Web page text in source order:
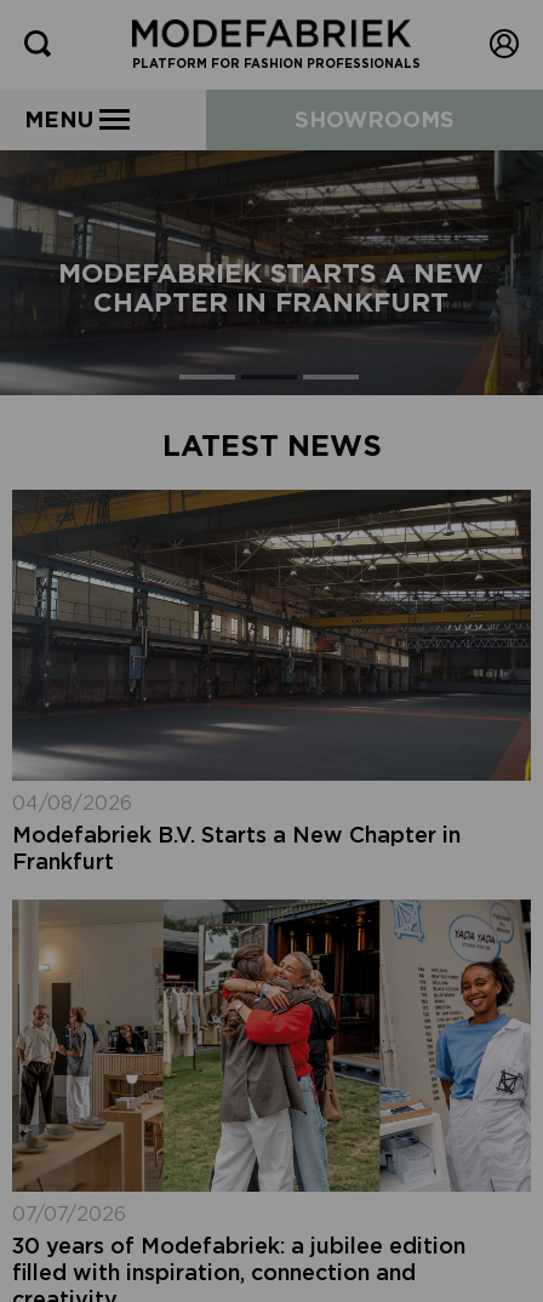
PLATFORM FOR FASHION PROFESSIONALS
MENU SHOWROOMS
MODEFABRIEK STARTS A NEW
CHAPTER IN FRANKFURT
LATEST NEWS
04/08/2026
Modefabriek B.V. Starts a New Chapter in
Frankfurt
07/07/2026
30 years of Modefabriek: a jubilee edition
filled with inspiration, connection and